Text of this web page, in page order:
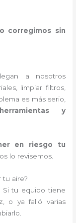
lo corregimos sin
a nosotros
limpiar filtros,
es más serio,
y
en riesgo tu
lo revisemos.
tu aire?
Si tu equipo tiene
o ya falló varias